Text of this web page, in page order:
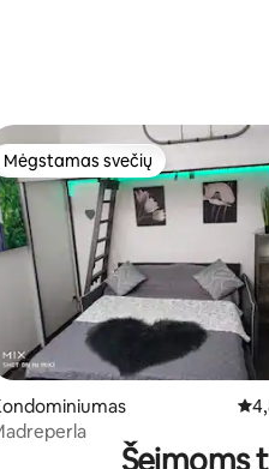
4,87 iš 5, atsiliepimų: 121
Mėgstamas svečių
Mėgstamas svečių
Šeimoms